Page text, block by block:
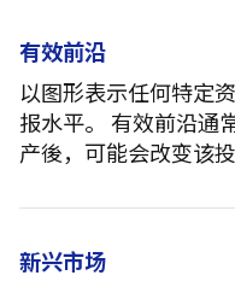
有效前沿
以图形表示任何特定
报水平。 有效前沿通
产後，可能会改变该
新兴市场